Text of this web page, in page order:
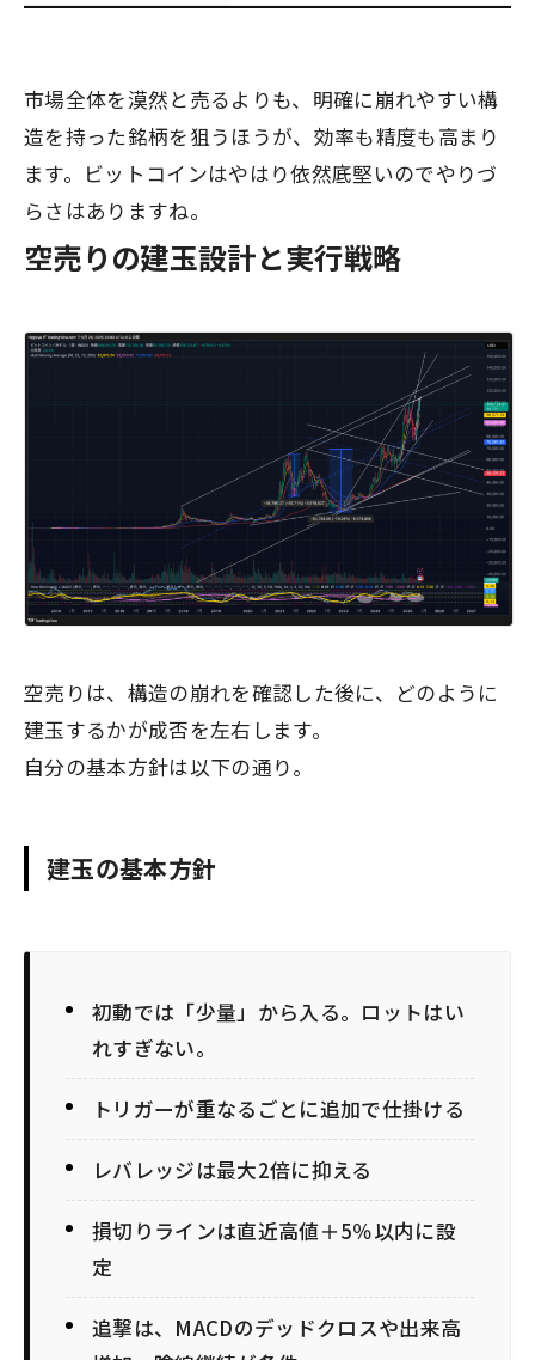
市場全体を漠然と売るよりも、明確に崩れやすい構
造を持った銘柄を狙うほうが、効率も精度も高まり
ます。ビットコインはやはり依然底堅いのでやりづ
らさはありますね。
空売りの建玉設計と実行戦略
空売りは、構造の崩れを確認した後に、どのように
建玉するかが成否を左右します。
自分の基本方針は以下の通り。
建玉の基本方針
初動では「少量」から入る。ロットはい
れすぎない。
トリガーが重なるごとに追加で仕掛ける
レバレッジは最大2倍に抑える
損切りラインは直近高値＋5％以内に設
定
追撃は、MACDのデッドクロスや出来高